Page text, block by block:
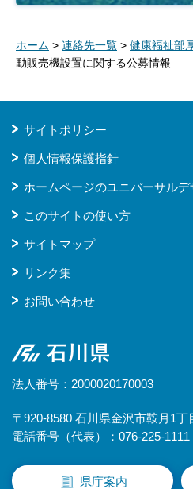
ホーム > 連絡先一覧 > 健康福祉部
動販売機設置に関する公募情報
サイトポリシー
個人情報保護指針
ホームページのユニバーサルデ
このサイトの使い方
サイトマップ
リンク集
お問い合わせ
石川県
法人番号：2000020170003
〒920-8580 石川県金沢市鞍月1丁
電話番号（代表）：076-225-1111
県庁案内